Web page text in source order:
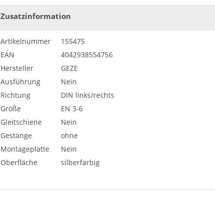
Zusatzinformation
Artikelnummer
155475
EAN
4042938554756
Hersteller
GEZE
Ausführung
Nein
Richtung
DIN links/rechts
Größe
EN 3-6
Gleitschiene
Nein
Gestänge
ohne
Montageplatte
Nein
Oberfläche
silberfarbig